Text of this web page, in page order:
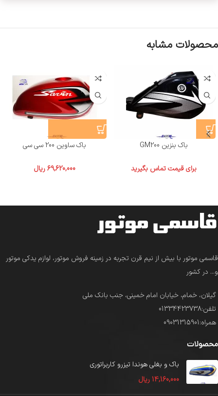
محصولات مشابه
باک بنزین GM200
برای قیمت تماس بگیرید
باک ساوین 200 سی سی
69,620,000 ریال
قاسمی موتور با بیش از نیم قرن تجربه در زمینه فروش موتور، لوازم یدکی موتور
و... در کشور
گیلان، خمام، خیابان امام خمینی، جنب بانک ملی
تلفن:01334423738
همراه:09031315901
محصولات
باک و بغلی هوندا تیزرو کاربراتوری
14,160,000 ریال